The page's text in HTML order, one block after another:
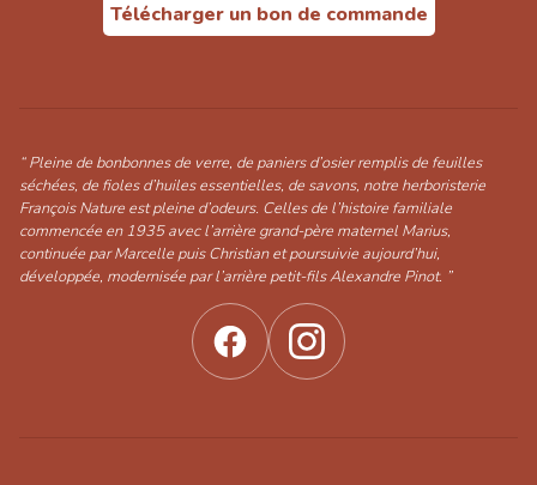
Télécharger un bon de commande
“ Pleine de bonbonnes de verre, de paniers d’osier remplis de feuilles
séchées, de fioles d’huiles essentielles, de savons, notre herboristerie
François Nature est pleine d’odeurs. Celles de l’histoire familiale
commencée en 1935 avec l’arrière grand-père maternel Marius,
continuée par Marcelle puis Christian et poursuivie aujourd’hui,
développée, modernisée par l’arrière petit-fils Alexandre Pinot. ”